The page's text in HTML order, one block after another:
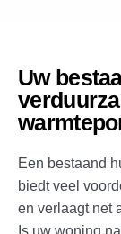
Uw
Een bestaand
biedt veel
en verlaagt net